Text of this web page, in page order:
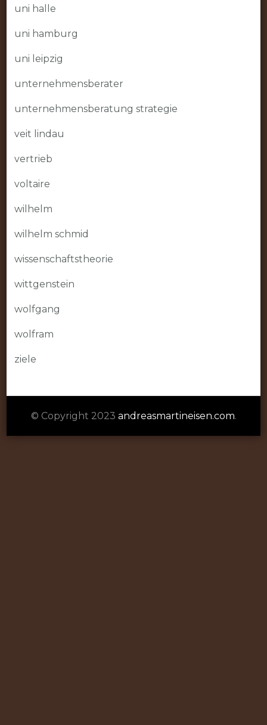
uni halle
uni hamburg
uni leipzig
unternehmensberater
unternehmensberatung strategie
veit lindau
vertrieb
voltaire
wilhelm
wilhelm schmid
wissenschaftstheorie
wittgenstein
wolfgang
wolfram
ziele
© Copyright 2023 andreasmartineisen.com.